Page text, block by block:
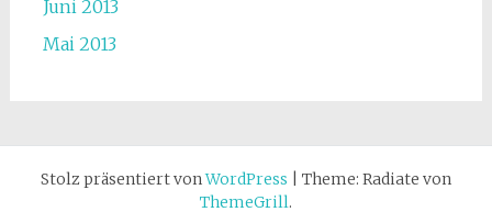
Juni 2013
Mai 2013
Stolz präsentiert vonWordPress
Theme: Radiate von
ThemeGrill.